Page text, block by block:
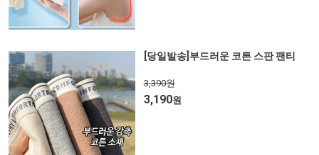
[당일발송]부드러운 코튼 스판 팬티
3,390원
3,190원